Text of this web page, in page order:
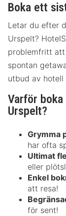
Boka ett
Letar du efter
Urspelt?
problemfritt att
spontan
utbud av
Varför
Urspelt?
Grymma
har ofta
Ultimat
eller
Enkel
att resa!
för sent!